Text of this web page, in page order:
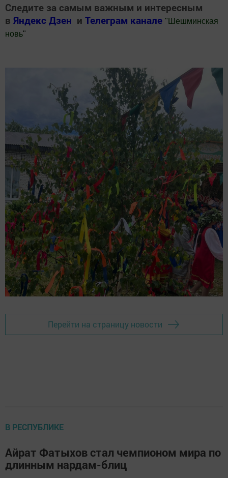
Следите за самым важным и интересным
в Яндекс Дзен и Телеграм канале " Шешминская
новь"
Перейти на страницу новости
В РЕСПУБЛИКЕ
Айрат Фатыхов стал чемпионом мира по
длинным нардам-блиц